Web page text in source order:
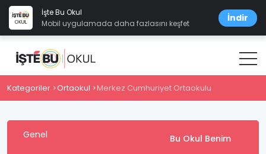
İşte Bu Okul
Mobil uygulamada daha fazlasını keşfet
İndir
Kategoriler Ortaokul Merkez Cumhuriyet Ortaokulu
Genel Bu Okul Benim